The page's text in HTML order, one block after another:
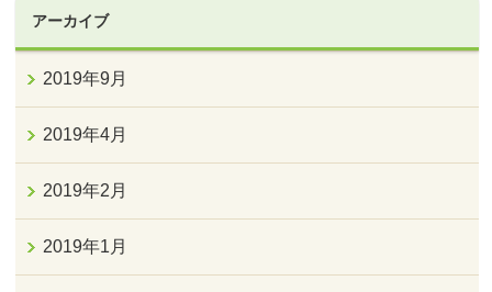
アーカイブ
2019年9月
2019年4月
2019年2月
2019年1月